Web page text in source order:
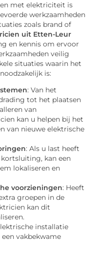
met elektriciteit is
werkzaamheden
zoals brand of
uit Etten-Leur
en kennis om ervoor
veilig
situaties waarin het
is:
: Van het
tot het plaatsen
van
kan u helpen bij het
van nieuwe elektrische
: Als u last heeft
kan een
lokaliseren en
voorzieningen: Heeft
groepen in de
kan dit
installatie
vakbekwame